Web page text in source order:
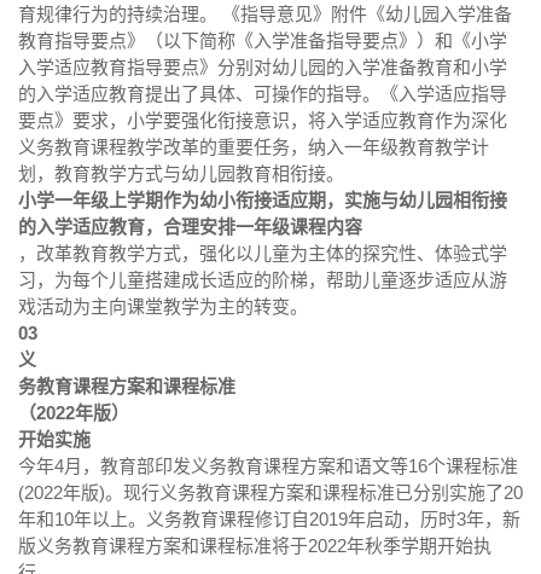
育规律行为的持续治理。 《指导意见》附件《幼儿园入学准备
教育指导要点》（以下简称《入学准备指导要点》）和《小学
入学适应教育指导要点》分别对幼儿园的入学准备教育和小学
的入学适应教育提出了具体、可操作的指导。《入学适应指导
要点》要求，小学要强化衔接意识，将入学适应教育作为深化
义务教育课程教学改革的重要任务，纳入一年级教育教学计
划，教育教学方式与幼儿园教育相衔接。
小学一年级上学期作为幼小衔接适应期，实施与幼儿园相衔接
的入学适应教育，合理安排一年级课程内容
，改革教育教学方式，强化以儿童为主体的探究性、体验式学
习，为每个儿童搭建成长适应的阶梯，帮助儿童逐步适应从游
戏活动为主向课堂教学为主的转变。
03
义
务教育课程方案和课程标准
（2022年版）
开始实施
今年4月，教育部印发义务教育课程方案和语文等16个课程标准
(2022年版)。现行义务教育课程方案和课程标准已分别实施了20
年和10年以上。义务教育课程修订自2019年启动，历时3年，新
版义务教育课程方案和课程标准将于2022年秋季学期开始执